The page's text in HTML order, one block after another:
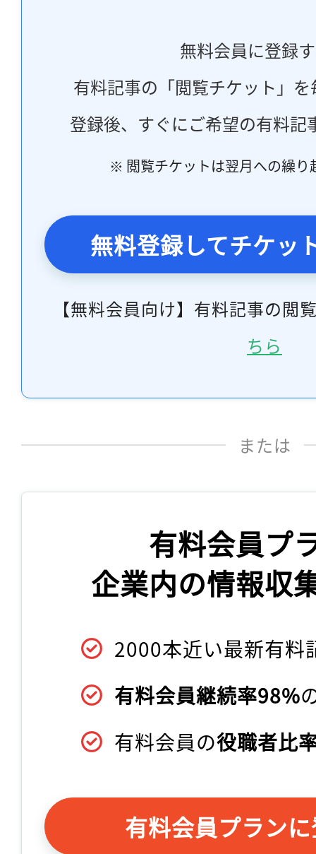
無料会員に登録
有料記事の「閲覧チケット」
登録後、すぐにご希望の有料記
※ 閲覧チケットは翌月への繰り
無料登録してチケッ
【無料会員向け】有料記事の閲
ちら
または
有料会員プ
企業内の情報収
2000本近い最新有料
有料会員継続率98%
有料会員の役職者比
有料会員プラン